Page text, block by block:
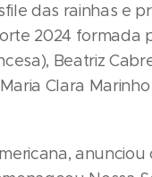
das rainhas e
2024 formada
Beatriz
Clara
anunciou